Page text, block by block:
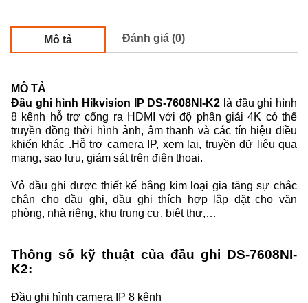
Mô tả Đánh giá (0)
MÔ TẢ
Đầu ghi hình Hikvision IP DS-7608NI-K2 là đầu ghi hình
8 kênh hỗ trợ cổng ra HDMI với độ phân giải 4K có thể
truyền đồng thời hình ảnh, âm thanh và các tín hiệu điều
khiển khác .Hỗ trợ camera IP, xem lại, truyền dữ liệu qua
mạng, sao lưu, giám sát trên điện thoại.
Vỏ đầu ghi được thiết kế bằng kim loại gia tăng sự chắc
chắn cho đầu ghi, đầu ghi thích hợp lắp đặt cho văn
phòng, nhà riêng, khu trung cư, biệt thự,…
Thông số kỹ thuật của đầu ghi DS-7608NI-
K2:
Đầu ghi hình camera IP 8 kênh